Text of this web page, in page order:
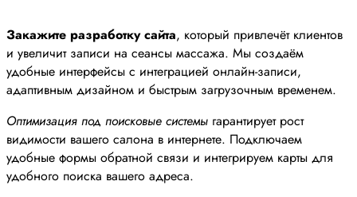
Закажите разработку сайта, который привлечёт клиентов
и увеличит записи на сеансы массажа. Мы создаём
удобные интерфейсы с интеграцией онлайн-записи,
адаптивным дизайном и быстрым загрузочным временем.
Оптимизация под поисковые системы гарантирует рост
видимости вашего салона в интернете. Подключаем
удобные формы обратной связи и интегрируем карты для
удобного поиска вашего адреса.